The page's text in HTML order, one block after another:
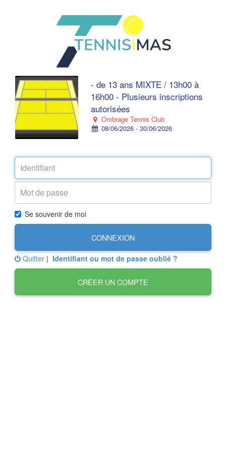
- de 13 ans MIXTE / 13h00 à
16h00 - Plusieurs inscriptions
autorisées
Ombrage Tennis Club
08/06/2026 - 30/06/2026
Se souvenir de moi
CONNEXION
Quitter | Identifiant ou mot de passe oublié ?
CRÉER UN COMPTE